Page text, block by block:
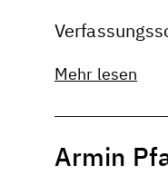
Mehr lesen
Armin